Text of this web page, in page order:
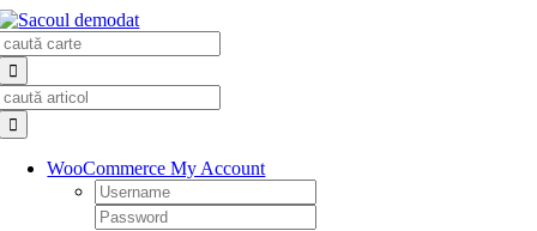
Skip
to
content
WooCommerce My Account
Username:
Password: